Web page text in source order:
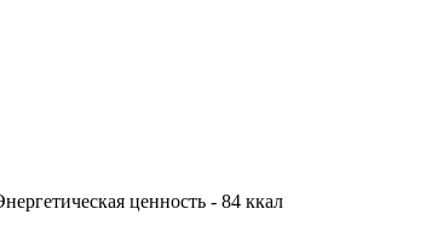
ценность - 84 ккал